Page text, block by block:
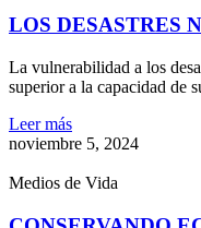
LOS DESASTRES
La vulnerabilidad a los
superior a la capacidad de
Leer más
noviembre 5, 2024
Medios de Vida